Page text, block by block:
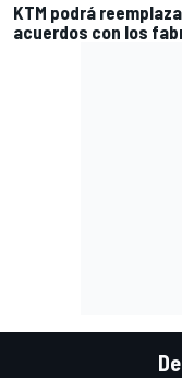
KTM podrá
acuerdos con los